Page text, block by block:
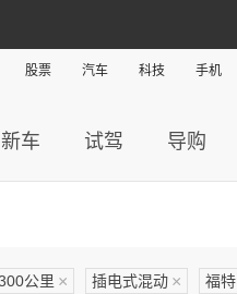
股票 汽车 科技 手机
新车 试驾 导购
公里 × 插电式混动 × 福特